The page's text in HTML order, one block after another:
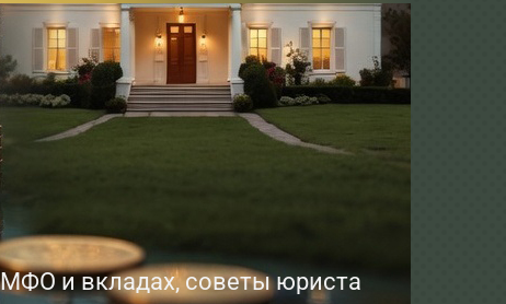
МФО и вкладах, советы юриста